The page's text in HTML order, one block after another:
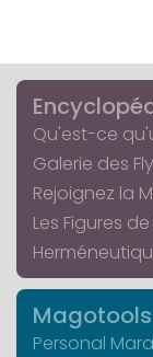
Qu'est-ce
Galerie des
Rejoignez la
Les Figures
Magotools
Personal